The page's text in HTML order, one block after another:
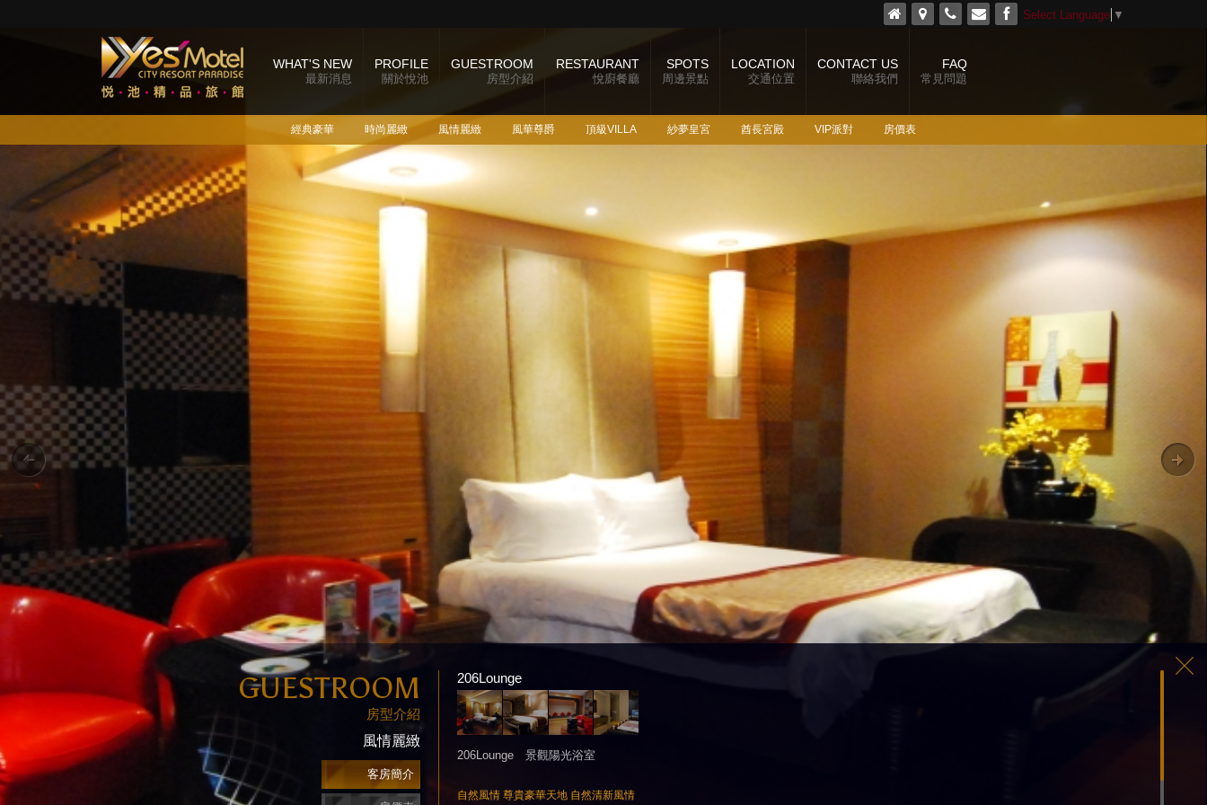
Select Language ▼
WHAT'S NEW
最新消息
PROFILE
關於悅池
GUESTROOM
房型介紹
經典豪華 時尚麗緻 風情麗緻 風華尊爵 頂級VILLA 紗夢皇宮 酋長宮殿 VIP派對 房價表
RESTAURANT
悅廚餐廳
SPOTS
周邊景點
LOCATION
交通位置
CONTACT US
聯絡我們
FAQ
常見問題
GUESTROOM
房型介紹
風情麗緻
客房簡介
206Lounge
206Lounge 景觀陽光浴室
自然風情 尊貴豪華天地 自然清新風情